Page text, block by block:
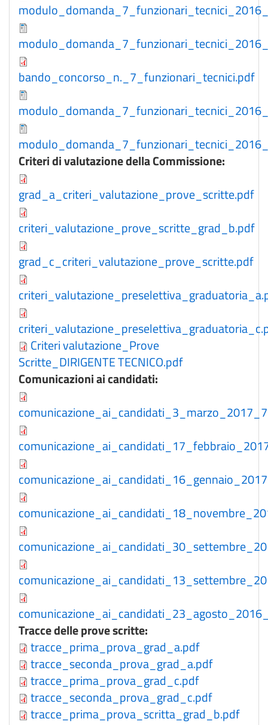
bando_concorso_n._7_funzionari_tecnici.pdf
Criteri di valutazione della Commissione:
grad_a_criteri_valutazione_prove_scritte.pdf
criteri_valutazione_prove_scritte_grad_b.pdf
grad_c_criteri_valutazione_prove_scritte.pdf
Criteri valutazione_Prove
Scritte_DIRIGENTE TECNICO.pdf
Comunicazioni ai candidati:
Tracce delle prove scritte:
tracce_prima_prova_grad_a.pdf
tracce_seconda_prova_grad_a.pdf
tracce_prima_prova_grad_c.pdf
tracce_seconda_prova_grad_c.pdf
tracce_prima_prova_scritta_grad_b.pdf